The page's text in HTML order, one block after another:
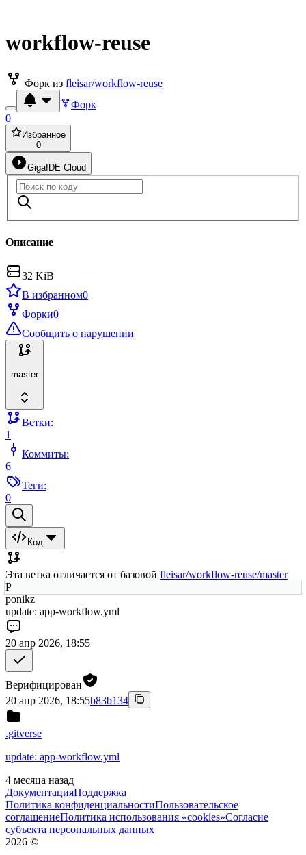
workflow-reuse
Форк из fleisar/workflow-reuse
Форк
0
Избранное
0
GigaIDE Cloud
Описание
32 KiB
В избранном0
Форки0
Сообщить о нарушении
master
Ветки:
1
Коммиты:
6
Теги:
0
Код
Эта ветка отличается от базовой fleisar/workflow-reuse/master
P
ponikz
update: app-workflow.yml
20 апр 2026, 18:55
Верифицирован
20 апр 2026, 18:55b83b134
.gitverse
update: app-workflow.yml
4 месяца назад
ДокументацияПоддержка
Политика конфиденциальностиПользовательское
соглашениеПолитика использования «cookies»Согласие
субъекта персональных данных
2026 ©